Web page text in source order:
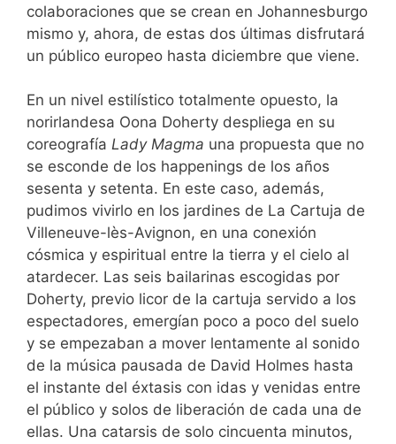
colaboraciones que se crean en Johannesburgo
mismo y, ahora, de estas dos últimas disfrutará
un público europeo hasta diciembre que viene.
En un nivel estilístico totalmente opuesto, la
norirlandesa Oona Doherty despliega en su
coreografía Lady Magma una propuesta que no
se esconde de los happenings de los años
sesenta y setenta. En este caso, además,
pudimos vivirlo en los jardines de La Cartuja de
Villeneuve-lès-Avignon, en una conexión
cósmica y espiritual entre la tierra y el cielo al
atardecer. Las seis bailarinas escogidas por
Doherty, previo licor de la cartuja servido a los
espectadores, emergían poco a poco del suelo
y se empezaban a mover lentamente al sonido
de la música pausada de David Holmes hasta
el instante del éxtasis con idas y venidas entre
el público y solos de liberación de cada una de
ellas. Una catarsis de solo cincuenta minutos,